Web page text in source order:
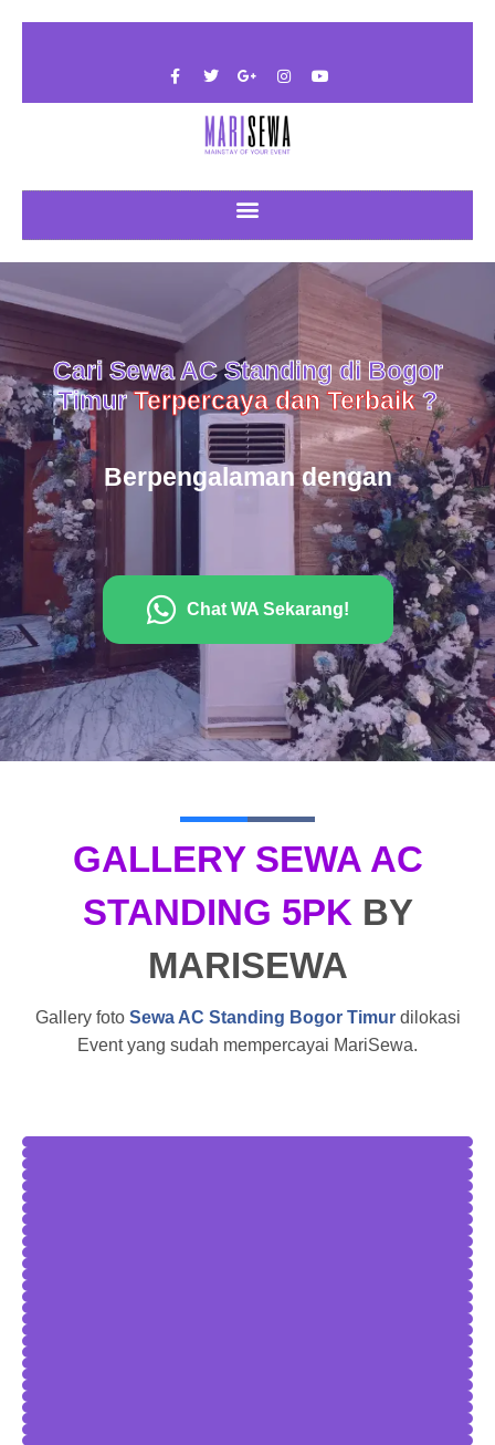
Cari Sewa AC Standing di Bogor
Timur Terpercaya dan Terbaik ?
Berpengalaman dengan
Chat WA Sekarang!
GALLERY SEWA AC
STANDING 5PK BY
MARISEWA
Gallery foto Sewa AC Standing Bogor Timur dilokasi
Event yang sudah mempercayai MariSewa.